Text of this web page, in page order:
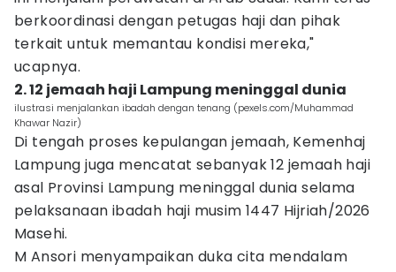
berkoordinasi dengan petugas haji dan pihak
terkait untuk memantau kondisi mereka,"
ucapnya.
2. 12 jemaah haji Lampung meninggal dunia
ilustrasi menjalankan ibadah dengan tenang (pexels.com/Muhammad
Khawar Nazir)
Di tengah proses kepulangan jemaah, Kemenhaj
Lampung juga mencatat sebanyak 12 jemaah haji
asal Provinsi Lampung meninggal dunia selama
pelaksanaan ibadah haji musim 1447 Hijriah/2026
Masehi.
M Ansori menyampaikan duka cita mendalam